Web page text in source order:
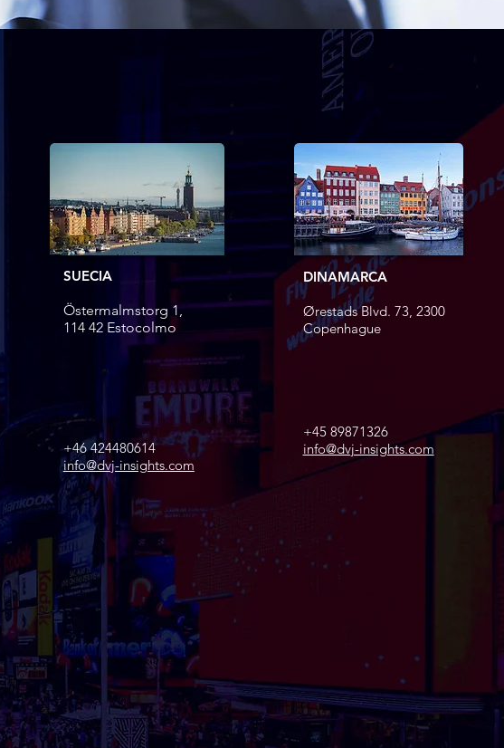
SUECIA
Östermalmstorg 1,
114 42 Estocolmo
+46 424480614
info@dvj-insights.com
DINAMARCA
Ørestads Blvd. 73, 2300
Copenhague
+45 89871326
info@dvj-insights.com